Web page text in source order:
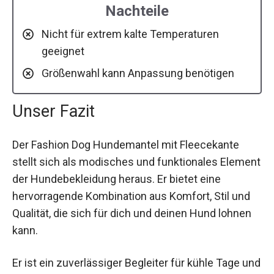
Nachteile
Nicht für extrem kalte Temperaturen
geeignet
Größenwahl kann Anpassung benötigen
Unser Fazit
Der Fashion Dog Hundemantel mit Fleecekante
stellt sich als modisches und funktionales Element
der Hundebekleidung heraus. Er bietet eine
hervorragende Kombination aus Komfort, Stil und
Qualität, die sich für dich und deinen Hund lohnen
kann.
Er ist ein zuverlässiger Begleiter für kühle Tage und